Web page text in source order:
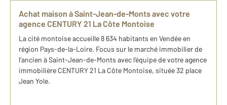
Achat maison à Saint-Jean-de-Monts avec votre
agence CENTURY 21 La Côte Montoise
La cité montoise accueille 8 634 habitants en Vendée en
région Pays-de-la-Loire. Focus sur le marché immobilier de
l’ancien à Saint-Jean-de-Monts avec l’équipe de votre agence
immobilière CENTURY 21 La Côte Montoise, située 32 place
Jean Yole.